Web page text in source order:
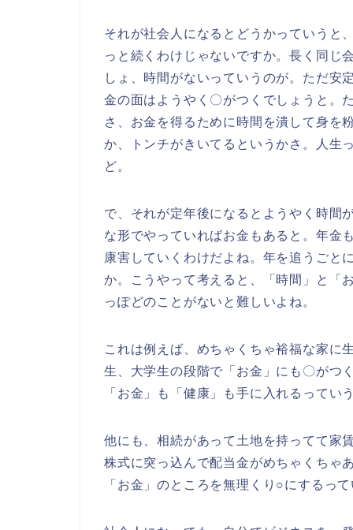
それが社会人になるとどうかっていうと
っと続くわけじゃないですか。長く同じ
しょ、時間がないっていうのが。ただ安
金の面はようやく〇がつくでしょうと
さ、お金を得るために時間を潰して身を
か、トンチがきいてるというかさ。人生
ど。
で、それが定年後になるとようやく時間
な形でやっていればお金もあると。年金
康害していくわけだよね。年を追うごと
か。こうやって考えると、「時間」と「
っぽどのことがないと難しいよね。
これは例えば、めちゃくちゃ裕福な家に
生、大学生の段階で「お金」にも〇がつ
「お金」も「健康」も手に入れるってい
他にも、相続があって土地を持ってて家
株式に突っ込んで配当金がめちゃくちゃ
「お金」のところを無理くり○にするっ